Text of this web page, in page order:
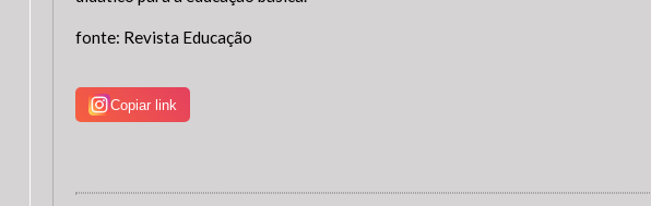
fonte: Revista Educação
Copiar link